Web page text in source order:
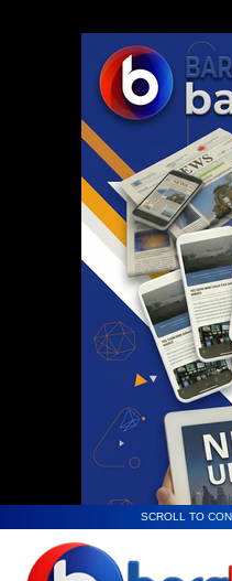
SCROLL TO